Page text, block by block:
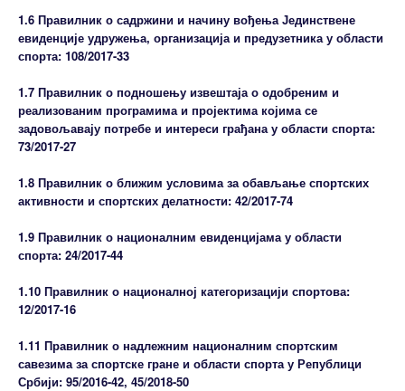
1.6 Правилник о садржини и начину вођења Јединствене
евиденције удружења, организација и предузетника у области
спорта: 108/2017-33
1.7 Правилник о подношењу извештаја о одобреним и
реализованим програмима и пројектима којима се
задовољавају потребе и интереси грађана у области спорта:
73/2017-27
1.8 Правилник о ближим условима за обављање спортских
активности и спортских делатности: 42/2017-74
1.9 Правилник о националним евиденцијама у области
спорта: 24/2017-44
1.10 Правилник о националној категоризацији спортова:
12/2017-16
1.11 Правилник о надлежним националним спортским
савезима за спортске гране и области спорта у Републици
Србији: 95/2016-42, 45/2018-50